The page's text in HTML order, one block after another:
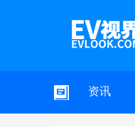
资讯